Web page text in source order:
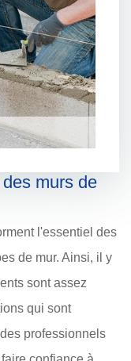
murs de
l'essentiel des
de mur. Ainsi, il y
sont assez
qui sont
professionnels